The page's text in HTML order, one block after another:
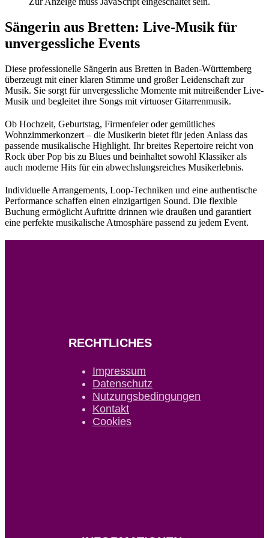
Sängerin aus Bretten: Live-Musik für
unvergessliche Events
Diese professionelle Sängerin aus Bretten in Baden-Württemberg
überzeugt mit einer klaren Stimme und großer Leidenschaft zur
Musik. Sie sorgt für unvergessliche Momente mit mitreißender Live-
Musik und begleitet ihre Songs mit virtuoser Gitarrenmusik.
Ob Hochzeit, Geburtstag, Firmenfeier oder gemütliches
Wohnzimmerkonzert – die Musikerin bietet für jeden Anlass das
passende musikalische Highlight. Ihr breites Repertoire reicht von
Rock über Pop bis zu Blues und beinhaltet sowohl Klassiker als
auch moderne Hits für ein abwechslungsreiches Musikerlebnis.
Individuelle Arrangements, Loop-Techniken und eine authentische
Performance schaffen einen einzigartigen Sound. Die flexible
Buchung ermöglicht Auftritte drinnen wie draußen und garantiert
eine perfekte musikalische Atmosphäre passend zu jedem Event.
RECHTLICHES
Impressum
Datenschutz
Nutzungsbedingungen
Kontakt
Cookies